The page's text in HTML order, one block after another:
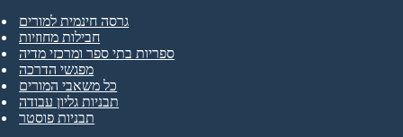
גרסה חינמית למורים
חבילות מחוזיות
ספריות בתי ספר ומרכזי מדיה
מפגשי הדרכה
כל משאבי המורים
תבניות גליון עבודה
תבניות פוסטר